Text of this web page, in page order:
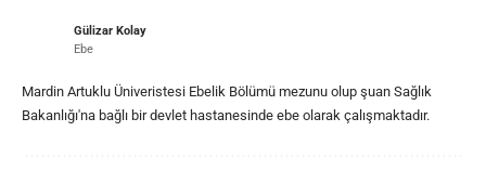
Gülizar Kolay
Ebe
Mardin Artuklu Üniveristesi Ebelik Bölümü mezunu olup şuan Sağlık
Bakanlığı'na bağlı bir devlet hastanesinde ebe olarak çalışmaktadır.